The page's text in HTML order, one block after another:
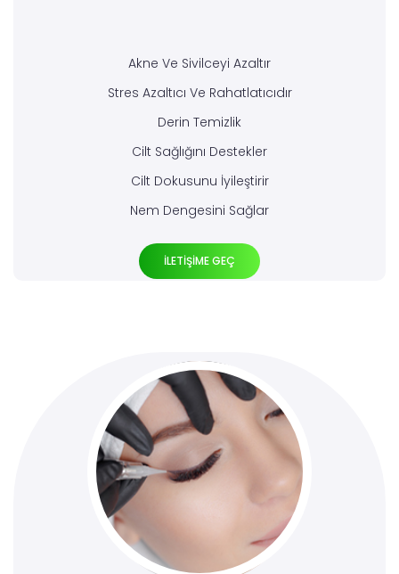
Akne Ve Sivilceyi Azaltır
Stres Azaltıcı Ve Rahatlatıcıdır
Derin Temizlik
Cilt Sağlığını Destekler
Cilt Dokusunu İyileştirir
Nem Dengesini Sağlar
İLETİŞİME GEÇ